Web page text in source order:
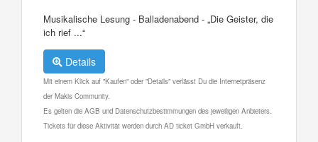
Musikalische Lesung - Balladenabend - „Die Geister, die
ich rief ...“
Details
Mit einem Klick auf "Kaufen" oder "Details" verlässt Du die Internetpräsenz
der Makis Community.
Es gelten die AGB und Datenschutzbestimmungen des jeweiligen Anbieters.
Tickets für diese Aktivität werden durch AD ticket GmbH verkauft.